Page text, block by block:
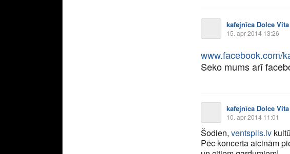
kafejnīca Dolce Vita
15. apr 2014 13:26
www.facebook.com/
Seko mums arī
kafejnīca Dolce Vita
10. apr 2014 11:01
Šodien, ventspils.lv
Pēc koncerta aicinām